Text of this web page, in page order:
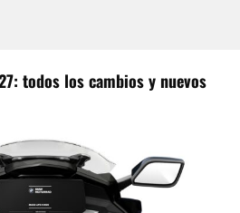
todos los cambios y nuevos